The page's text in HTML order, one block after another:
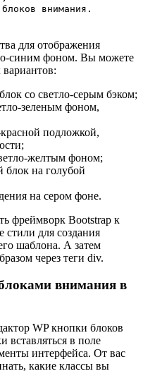
внимания.
для отображения
синим фоном. Вы можете
со светло-серым бэком;
зеленым фоном,
подложкой,
желтым фоном;
на голубой
на сером фоне.
фреймворк Bootstrap к
стили для создания
шаблона. А затем
через теги div.
внимания в
WP кнопки блоков
вставляться в поле
интерфейса. От вас
какие классы вы